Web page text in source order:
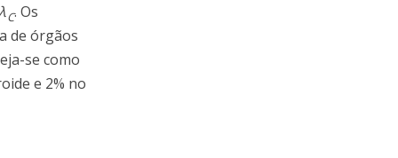
C. Os
de órgãos
se como
e 2% no